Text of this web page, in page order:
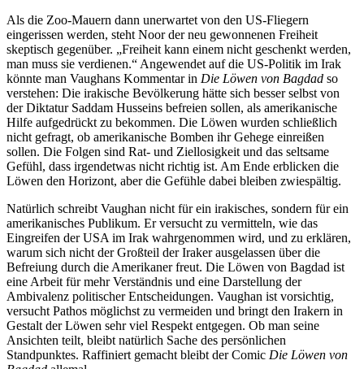
Als die Zoo-Mauern dann unerwartet von den US-Fliegern
eingerissen werden, steht Noor der neu gewonnenen Freiheit
skeptisch gegenüber. „Freiheit kann einem nicht geschenkt werden,
man muss sie verdienen.“ Angewendet auf die US-Politik im Irak
könnte man Vaughans Kommentar in Die Löwen von Bagdad so
verstehen: Die irakische Bevölkerung hätte sich besser selbst von
der Diktatur Saddam Husseins befreien sollen, als amerikanische
Hilfe aufgedrückt zu bekommen. Die Löwen wurden schließlich
nicht gefragt, ob amerikanische Bomben ihr Gehege einreißen
sollen. Die Folgen sind Rat- und Ziellosigkeit und das seltsame
Gefühl, dass irgendetwas nicht richtig ist. Am Ende erblicken die
Löwen den Horizont, aber die Gefühle dabei bleiben zwiespältig.
Natürlich schreibt Vaughan nicht für ein irakisches, sondern für ein
amerikanisches Publikum. Er versucht zu vermitteln, wie das
Eingreifen der USA im Irak wahrgenommen wird, und zu erklären,
warum sich nicht der Großteil der Iraker ausgelassen über die
Befreiung durch die Amerikaner freut. Die Löwen von Bagdad ist
eine Arbeit für mehr Verständnis und eine Darstellung der
Ambivalenz politischer Entscheidungen. Vaughan ist vorsichtig,
versucht Pathos möglichst zu vermeiden und bringt den Irakern in
Gestalt der Löwen sehr viel Respekt entgegen. Ob man seine
Ansichten teilt, bleibt natürlich Sache des persönlichen
Standpunktes. Raffiniert gemacht bleibt der Comic Die Löwen von